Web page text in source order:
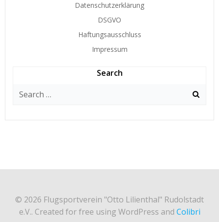
Datenschutzerklärung
DSGVO
Haftungsausschluss
Impressum
Search
Search
© 2026 Flugsportverein "Otto Lilienthal" Rudolstadt
e.V.. Created for free using WordPress and Colibri